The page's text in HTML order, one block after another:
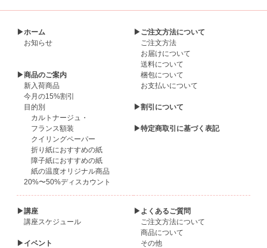
▶ホーム
お知らせ
▶商品のご案内
新入荷商品
今月の15%割引
目的別
カルトナージュ・
フランス額装
クイリングペーパー
折り紙におすすめの紙
障子紙におすすめの紙
紙の温度オリジナル商品
20%〜50%ディスカウント
▶ご注文方法について
ご注文方法
お届けについて
送料について
梱包について
お支払いについて
▶割引について
▶特定商取引に基づく表記
▶講座
講座スケジュール
▶イベント
▶よくあるご質問
ご注文方法について
商品について
その他